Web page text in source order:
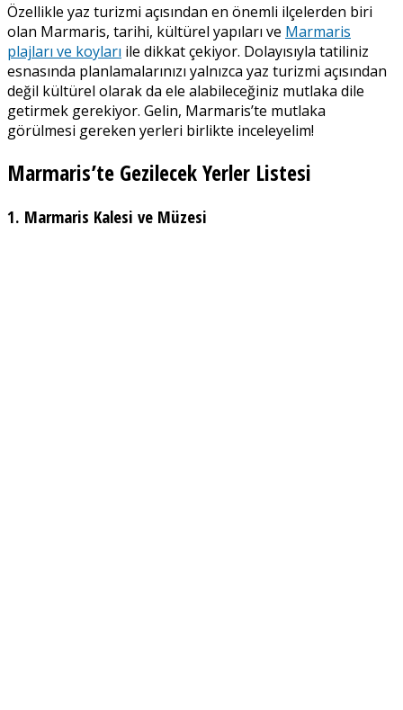
Özellikle yaz turizmi açısından en önemli ilçelerden biri
olan Marmaris, tarihi, kültürel yapıları ve Marmaris
plajları ve koyları ile dikkat çekiyor. Dolayısıyla tatiliniz
esnasında planlamalarınızı yalnızca yaz turizmi açısından
değil kültürel olarak da ele alabileceğiniz mutlaka dile
getirmek gerekiyor. Gelin, Marmaris’te mutlaka
görülmesi gereken yerleri birlikte inceleyelim!
Marmaris’te Gezilecek Yerler Listesi
1. Marmaris Kalesi ve Müzesi